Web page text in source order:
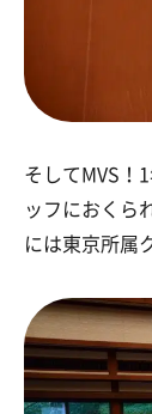
そしてMVS！
ッフにおくら
には東京所属